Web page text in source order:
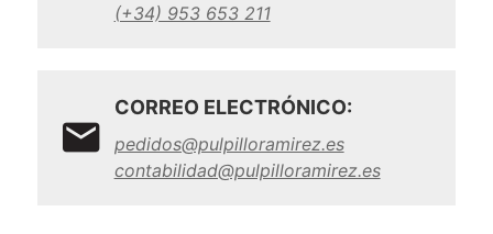
(+34) 953 653 211
CORREO ELECTRÓNICO:
pedidos@pulpilloramirez.es
contabilidad@pulpilloramirez.es